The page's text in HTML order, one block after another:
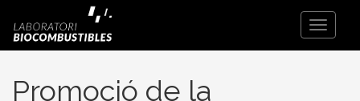
Toggle
Promoció de la